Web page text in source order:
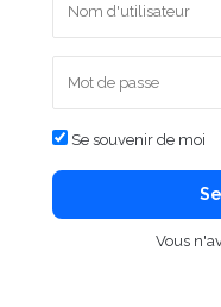
Se souvenir de moi
Vous